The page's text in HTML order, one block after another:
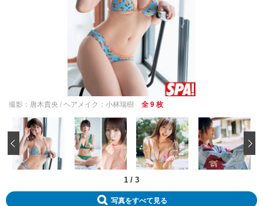
撮影：唐木貴央 / ヘアメイク：小林瑞樹 全 9 枚
1 / 3
‹
写真をすべて見る